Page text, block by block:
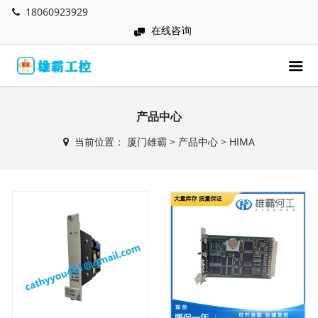
18060923929
在线咨询
产品中心
当前位置： 厦门雄霸> 产品中心> HIMA